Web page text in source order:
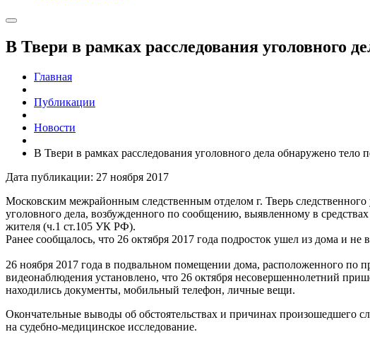
В Твери в рамках расследования уголовного
Главная
Публикации
Новости
В Твери в рамках расследования уголовного дела обнаружено тело
Дата публикации: 27 ноября 2017
Московским межрайонным следственным отделом г. Тверь
уголовного дела, возбужденного по сообщению, выявленному в
жителя (ч.1 ст.105 УК РФ).
Ранее сообщалось, что 26 октября 2017 года подросток ушел из дома и не
26 ноября 2017 года в подвальном помещении дома, расположенного по
видеонаблюдения установлено, что 26 октября несовершеннолетний
находились документы, мобильный телефон, личные вещи.
Окончательные выводы об обстоятельствах и причинах произошедшего
на судебно-медицинское исследование.